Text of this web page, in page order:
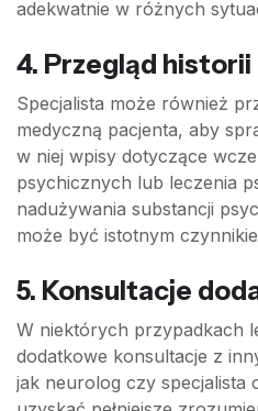
adekwatnie w różnych
4. Przegląd
Specjalista może również
medyczną pacjenta, aby
w niej wpisy dotyczące
psychicznych lub leczenia
nadużywania substancji
może być istotnym
5. Konsultacje
W niektórych przypadkach
dodatkowe konsultacje z
jak neurolog czy specjalista